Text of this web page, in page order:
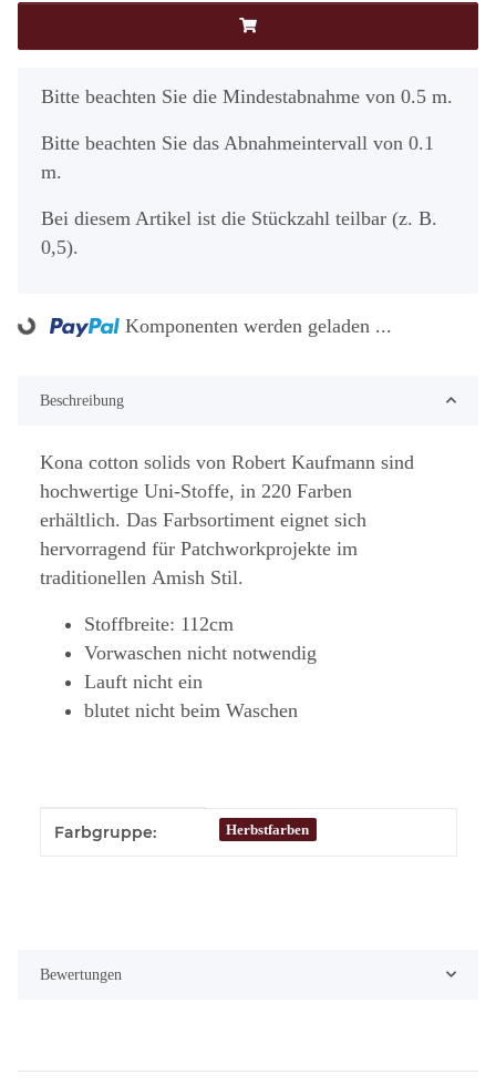
x
Bitte beachten Sie die Mindestabnahme von 0.5 m.
Bitte beachten Sie das Abnahmeintervall von 0.1
m.
Bei diesem Artikel ist die Stückzahl teilbar (z. B.
0,5).
Loading... Komponenten werden geladen ...
Beschreibung
Kona cotton solids von Robert Kaufmann sind
hochwertige Uni-Stoffe, in 220 Farben
erhältlich. Das Farbsortiment eignet sich
hervorragend für Patchworkprojekte im
traditionellen Amish Stil.
Stoffbreite: 112cm
Vorwaschen nicht notwendig
Lauft nicht ein
blutet nicht beim Waschen
Produkteigenschaft
Wert
Farbgruppe: Herbstfarben
Bewertungen